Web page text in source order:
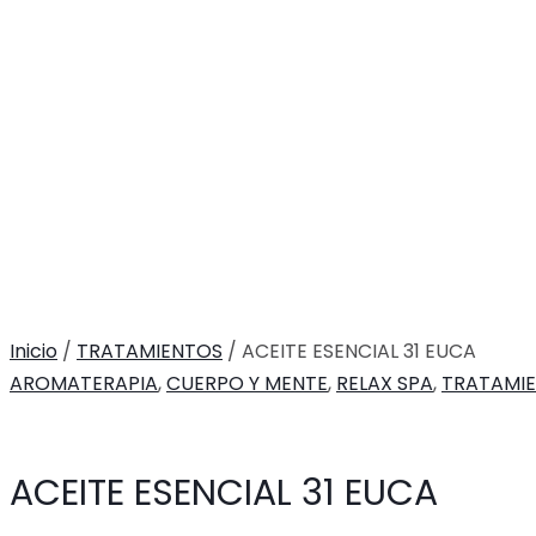
Inicio / TRATAMIENTOS / ACEITE ESENCIAL 31 EUCA
AROMATERAPIA,CUERPO Y MENTE, RELAX SPA,
ACEITE ESENCIAL 31 EUCA